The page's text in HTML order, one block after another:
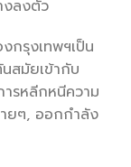
งลงตัว
กรุงเทพฯเป็น
สมัยเข้ากับ
ารหลีกหนีความ
ายๆ, ออกกำลัง